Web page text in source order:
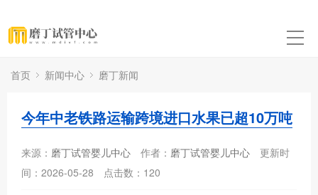
首页 新闻中心 磨丁新闻
今年中老铁路运输跨境进口水果已超10万吨
来源： 磨丁试管婴儿中心 作者： 磨丁试管婴儿中心
更新时
间：2026-05-28
点击数： 120